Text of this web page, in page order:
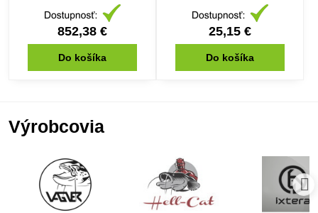
852,38 €
Do košíka
25,15 €
Do košíka
Výrobcovia